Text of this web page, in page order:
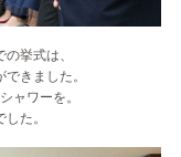
挙式は、
きました。
ャワーを。
た。